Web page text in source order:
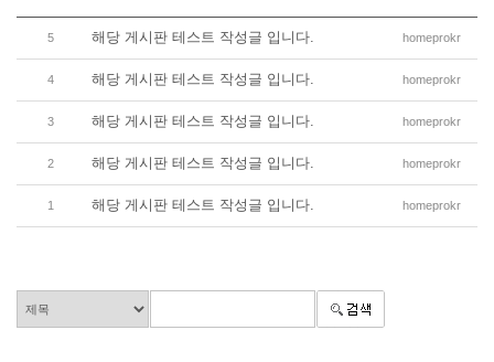
5 해당 게시판 테스트 작성글 입니다. homeprokr
4 해당 게시판 테스트 작성글 입니다. homeprokr
3 해당 게시판 테스트 작성글 입니다. homeprokr
2 해당 게시판 테스트 작성글 입니다. homeprokr
1 해당 게시판 테스트 작성글 입니다. homeprokr